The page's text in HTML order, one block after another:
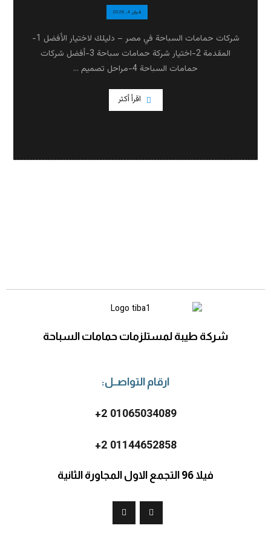
فبراير 4, 2026
شركات حمامات السباحة في مصر – دليلك لاختيار الأفضل 1-
المقدمة 2-اختيار شركة حمامات سباحة 3-أفضل شركات
حمامات السباحة 4-مراحل تصميم ...
اقرأ أكثر
شركة طيبة لمستلزمات حمامات السباحة
ارقام التواصــل:
2 01065034089+
2 01144652858+
فيلا 96 التجمع الاول المجاورة الثانية